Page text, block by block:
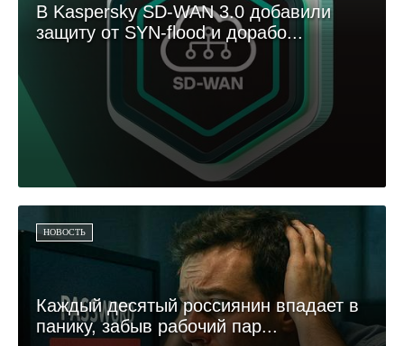
В Kaspersky SD-WAN 3.0 добавили
защиту от SYN-flood и дорабо...
НОВОСТЬ
Каждый десятый россиянин впадает в
панику, забыв рабочий пар...